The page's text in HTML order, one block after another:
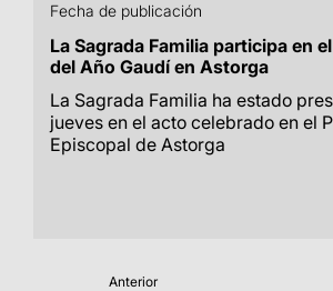
Fecha de publicación
La Sagrada Familia participa en
del Año Gaudí en Astorga
La Sagrada Familia ha estado
jueves en el acto celebrado en el
Episcopal de Astorga
Anterior